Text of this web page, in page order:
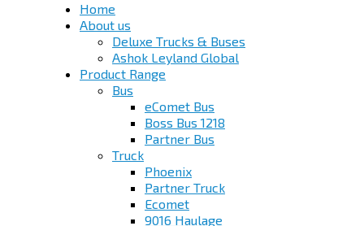
Home
About us
Deluxe Trucks & Buses
Ashok Leyland Global
Product Range
Bus
eComet Bus
Boss Bus 1218
Partner Bus
Truck
Phoenix
Partner Truck
Ecomet
9016 Haulage